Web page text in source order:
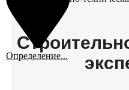
Определение...